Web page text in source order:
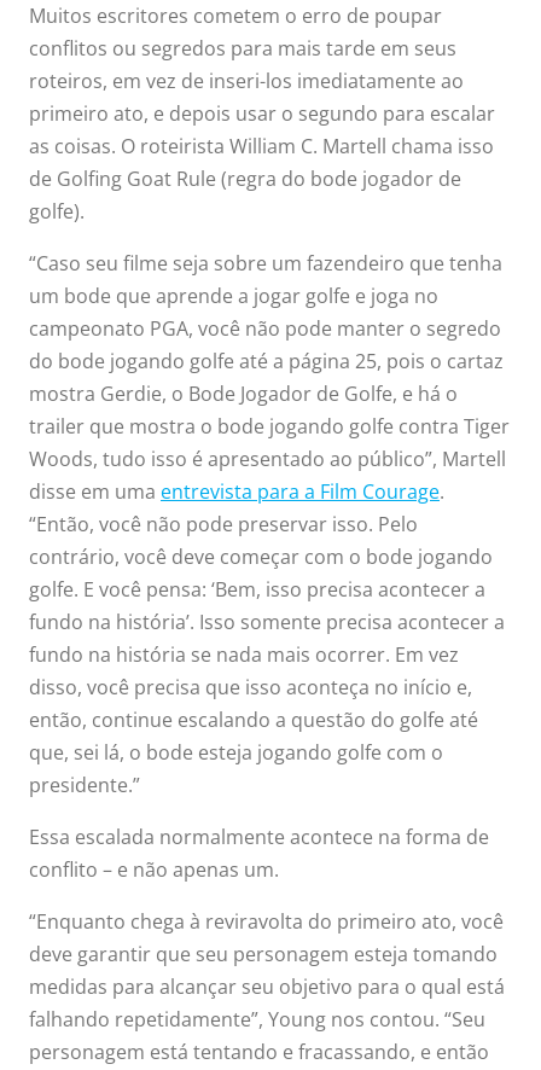
com seu
segundo ato,
provavelmente
tem um
problema com
seu primeiro
ato. Verifique
como você
organizou
tudo. Veja
quais
promessas
que você fez
ao público e
que não está
cumprindo.”
Muitos escritores cometem o erro de poupar
conflitos ou segredos para mais tarde em seus
roteiros, em vez de inseri-los imediatamente ao
primeiro ato, e depois usar o segundo para escalar
as coisas. O roteirista William C. Martell chama isso
de Golfing Goat Rule (regra do bode jogador de
golfe).
“Caso seu filme seja sobre um fazendeiro que tenha
um bode que aprende a jogar golfe e joga no
campeonato PGA, você não pode manter o segredo
do bode jogando golfe até a página 25, pois o cartaz
mostra Gerdie, o Bode Jogador de Golfe, e há o
trailer que mostra o bode jogando golfe contra Tiger
Woods, tudo isso é apresentado ao público”, Martell
disse em uma entrevista para a Film Courage.
“Então, você não pode preservar isso. Pelo
contrário, você deve começar com o bode jogando
golfe. E você pensa: ‘Bem, isso precisa acontecer a
fundo na história’. Isso somente precisa acontecer a
fundo na história se nada mais ocorrer. Em vez
disso, você precisa que isso aconteça no início e,
então, continue escalando a questão do golfe até
que, sei lá, o bode esteja jogando golfe com o
presidente.”
Essa escalada normalmente acontece na forma de
conflito – e não apenas um.
“Enquanto chega à reviravolta do primeiro ato, você
deve garantir que seu personagem esteja tomando
medidas para alcançar seu objetivo para o qual está
falhando repetidamente”, Young nos contou. “Seu
personagem está tentando e fracassando, e então